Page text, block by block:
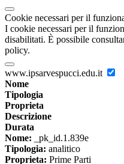
Cookie necessari per il
I cookie necessari per il
disabilitati. È possibile
policy.
www.ipsarvespucci.edu.it
Nome
Tipologia
Proprieta
Descrizione
Durata
Nome: _pk_id.1.839e
Tipologia: analitico
Proprieta: Prime Parti